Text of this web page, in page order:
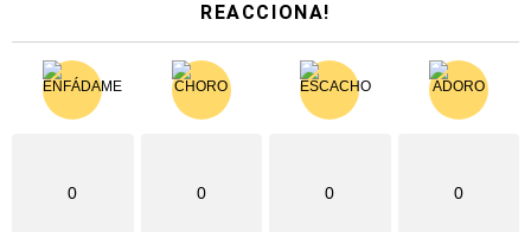
REACCIONA!
0 0 0 0